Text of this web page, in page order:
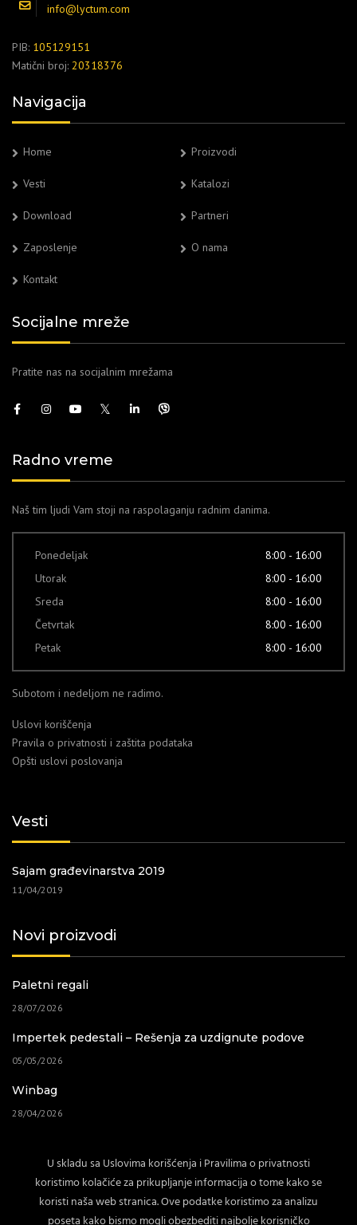
info@lyctum.com
PIB: 105129151
Matični broj: 20318376
Navigacija
Home Proizvodi
Vesti Katalozi
Download Partneri
Zaposlenje O nama
Kontakt
Socijalne mreže
Pratite nas na socijalnim mrežama
Radno vreme
Naš tim ljudi Vam stoji na raspolaganju radnim danima.
Ponedeljak
8:00 - 16:00
Utorak
8:00 - 16:00
Sreda
8:00 - 16:00
Četvrtak
8:00 - 16:00
Petak
8:00 - 16:00
Subotom i nedeljom ne radimo.
Uslovi koriščenja
Pravila o privatnosti i zaštita podataka
Opšti uslovi poslovanja
Vesti
Sajam građevinarstva 2019
11/04/2019
Novi proizvodi
Paletni regali
28/07/2026
Impertek pedestali – Rešenja za uzdignute podove
05/05/2026
Winbag
28/04/2026
02/04/2026U skladu sa Uslovima korišćenja i Pravilima o privatnosti
koristimo kolačiće za prikupljanje informacija o tome kako se
koristi naša web stranica. Ove podatke koristimo za analizu